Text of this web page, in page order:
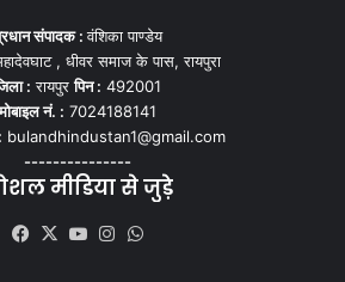
संपादक :वंशिका पाण्डेय
, धीवर समाज के पास, रायपुरा
: रायपुरपिन : 492001
मोबाइल नं. : 7024188141
bulandhindustan1@gmail.com
---------------
मीडिया से जुड़े
Facebook
X YouTubeInstagram